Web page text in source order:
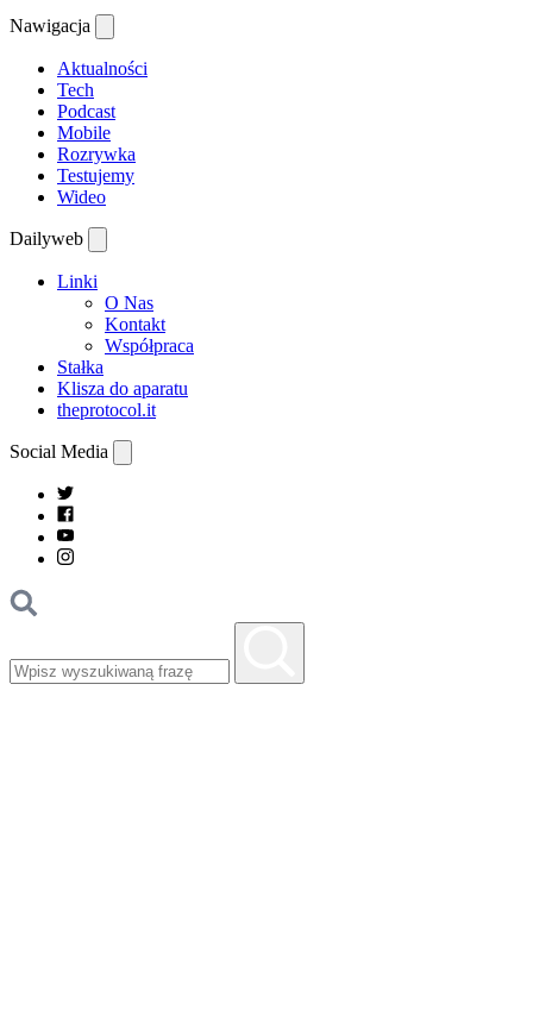
Nawigacja
Aktualności
Tech
Podcast
Mobile
Rozrywka
Testujemy
Wideo
Dailyweb
Linki
O Nas
Kontakt
Współpraca
Stałka
Klisza do aparatu
theprotocol.it
Social Media